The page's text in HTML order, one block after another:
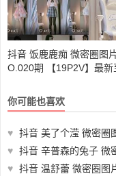
抖音 饭鹿鹿痴 微密圈图
O.020期 【19P2V】最新
你可能也喜欢
♥ 抖音 美了个滢 微密圈图片分
♥ 抖音 辛普森的兔子 微密圈图片
♥ 抖音 温舒蕾 微密圈图